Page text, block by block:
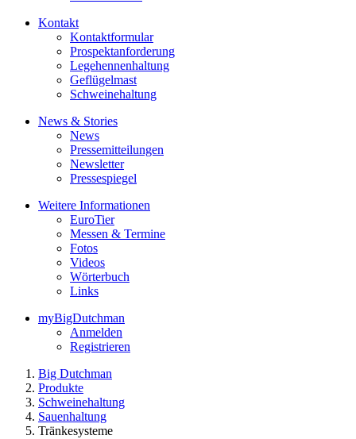
Kontakt
Kontaktformular
Prospektanforderung
Legehennenhaltung
Geflügelmast
Schweinehaltung
News & Stories
News
Pressemitteilungen
Newsletter
Pressespiegel
Weitere Informationen
EuroTier
Messen & Termine
Fotos
Videos
Wörterbuch
Links
myBigDutchman
Anmelden
Registrieren
Big Dutchman
Produkte
Schweinehaltung
Sauenhaltung
Tränkesysteme